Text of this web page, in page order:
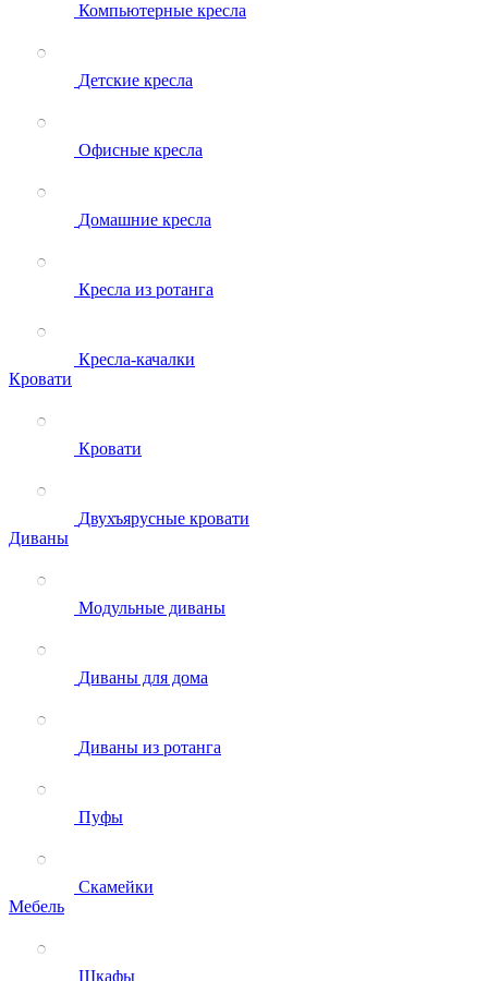
Компьютерные кресла
Детские кресла
Офисные кресла
Домашние кресла
Кресла из ротанга
Кресла-качалки
Кровати
Кровати
Двухъярусные кровати
Диваны
Модульные диваны
Диваны для дома
Диваны из ротанга
Пуфы
Скамейки
Мебель
Шкафы